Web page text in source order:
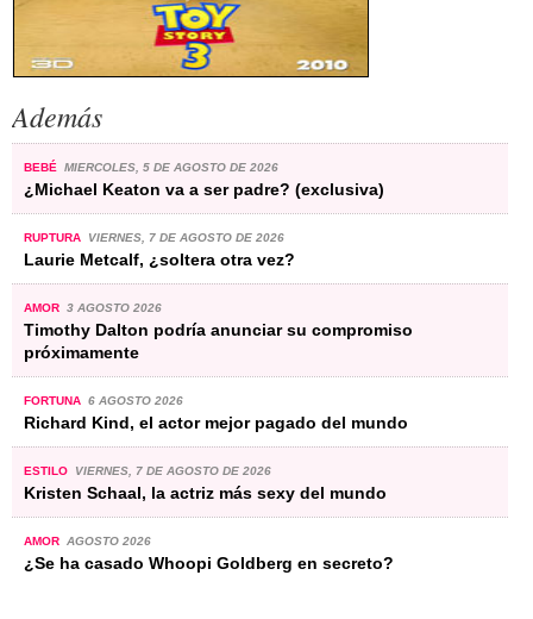
Además
BEBÉ MIERCOLES, 5 DE AGOSTO DE 2026
¿Michael Keaton va a ser padre? (exclusiva)
RUPTURA VIERNES, 7 DE AGOSTO DE 2026
Laurie Metcalf, ¿soltera otra vez?
AMOR 3 AGOSTO 2026
Timothy Dalton podría anunciar su compromiso
próximamente
FORTUNA 6 AGOSTO 2026
Richard Kind, el actor mejor pagado del mundo
ESTILO VIERNES, 7 DE AGOSTO DE 2026
Kristen Schaal, la actriz más sexy del mundo
AMOR AGOSTO 2026
¿Se ha casado Whoopi Goldberg en secreto?